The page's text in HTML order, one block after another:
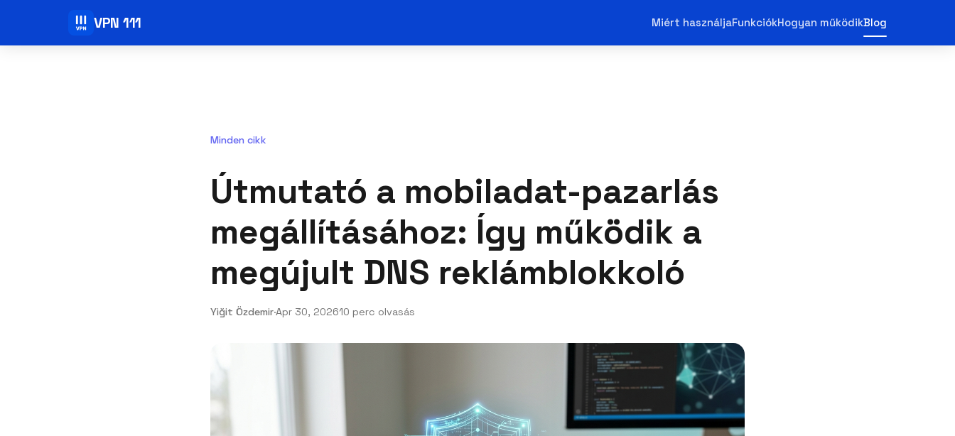
VPN 111 Miért használjaFunkciókHogyan működikBlog
Minden cikk
Útmutató a mobiladat-pazarlás
megállításához: Így működik a
megújult DNS reklámblokkoló
Yiğit Özdemir·Apr 30, 202610 perc olvasás